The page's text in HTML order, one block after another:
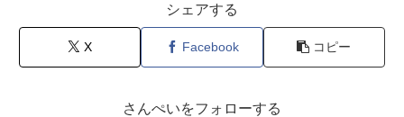
シェアする
X Facebook コピー
さんぺいをフォローする